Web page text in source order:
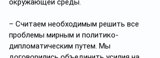
окружающей среды.
– Считаем необходимым решить все
проблемы мирным и политико-
дипломатическим путем. Мы